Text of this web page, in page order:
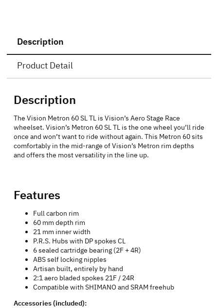
Description
Product Detail
Description
The Vision Metron 60 SL TL is Vision’s Aero Stage Race
wheelset. Vision’s Metron 60 SL TL is the one wheel you’ll ride
once and won’t want to ride without again. This Metron 60 sits
comfortably in the mid-range of Vision’s Metron rim depths
and offers the most versatility in the line up.
Features
Full carbon rim
60 mm depth rim
21 mm inner width
P.R.S. Hubs with DP spokes CL
6 sealed cartridge bearing (2F + 4R)
ABS self locking nipples
Artisan built, entirely by hand
2:1 aero bladed spokes 21F / 24R
Compatible with SHIMANO and SRAM freehub
Accessories (included):